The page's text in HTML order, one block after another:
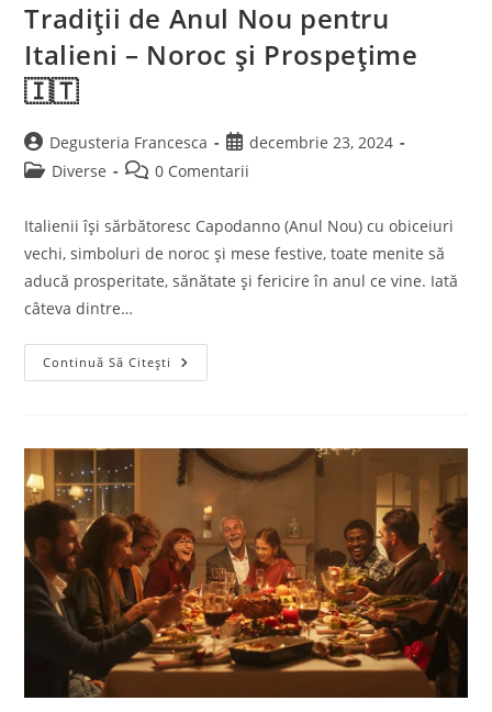
Tradiții de Anul Nou pentru
Italieni – Noroc și Prospețime
🇮🇹
Post
author:
Degusteria Francesca
Post
published:
decembrie 23, 2024
PostDiverse
Post0 Comentarii
Italienii își sărbătoresc Capodanno (Anul Nou) cu obiceiuri
vechi, simboluri de noroc și mese festive, toate menite să
aducă prosperitate, sănătate și fericire în anul ce vine. Iată
câteva dintre…
Continuă Să Citești Tradiții
De
–
Noroc
Și
Prospețime
🇮🇹